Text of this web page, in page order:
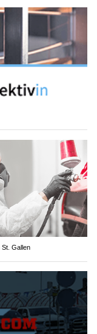
Gallen